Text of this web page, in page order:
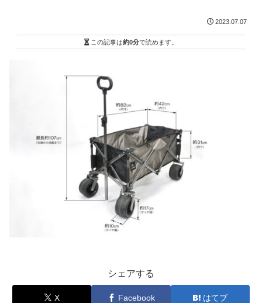
2023.07.07
この記事は約0分で読めます。
シェアする
X Facebook はてブ